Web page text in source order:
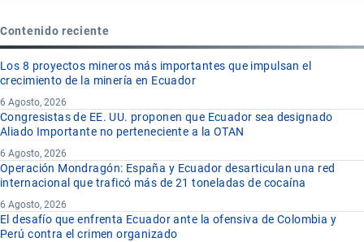
Contenido reciente
Los 8 proyectos mineros más importantes que impulsan el
crecimiento de la minería en Ecuador
6 Agosto, 2026
Congresistas de EE. UU. proponen que Ecuador sea designado
Aliado Importante no perteneciente a la OTAN
6 Agosto, 2026
Operación Mondragón: España y Ecuador desarticulan una red
internacional que traficó más de 21 toneladas de cocaína
6 Agosto, 2026
El desafío que enfrenta Ecuador ante la ofensiva de Colombia y
Perú contra el crimen organizado